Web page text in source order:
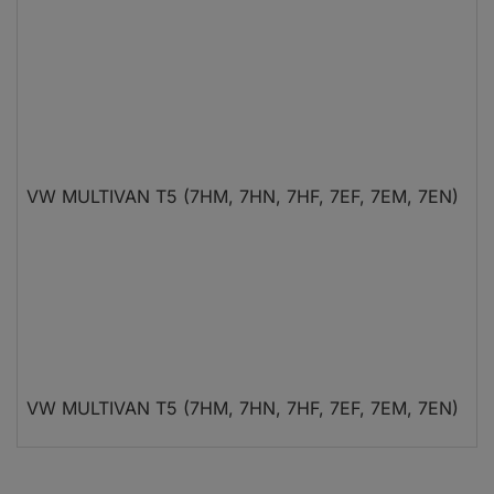
VW MULTIVAN T5 (7HM, 7HN, 7HF, 7EF, 7EM, 7EN)
VW MULTIVAN T5 (7HM, 7HN, 7HF, 7EF, 7EM, 7EN)